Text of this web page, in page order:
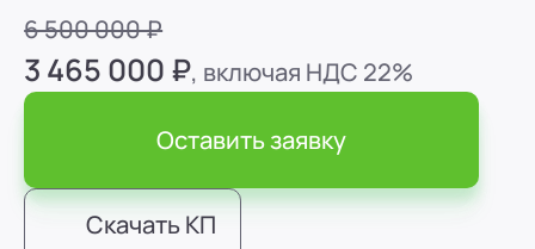
Каток Дорожный комбинированный ДУ-84
6 500 000 ₽
3 465 000 ₽, включая НДС 22%
Оставить заявку
Скачать КП